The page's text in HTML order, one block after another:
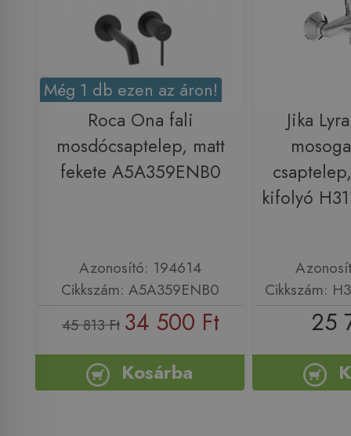
Még 1 db ezen az áron!
Roca Ona fali
mosdócsaptelep, matt
fekete A5A359ENB0
Azonosító: 194614
Cikkszám: A5A359ENB0
45 813 Ft 34 500 Ft
Kosárba
Jika
kifolyó
Cikkszám:
25